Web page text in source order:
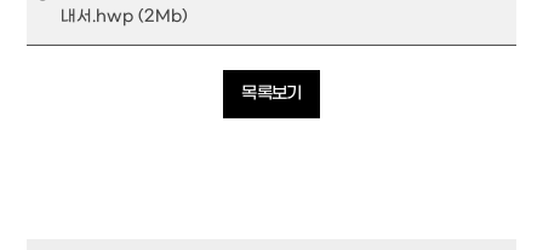
내서.hwp (2Mb)
목록보기